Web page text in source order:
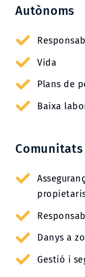
Autònoms
Vida
Plans de
Baixa
Danys a
Gestió i